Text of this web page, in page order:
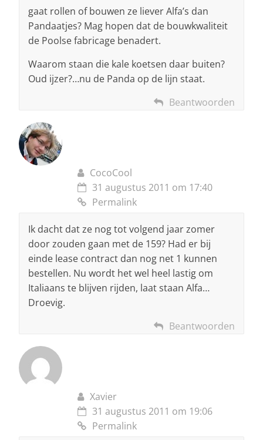
gaat rollen of bouwen ze liever Alfa’s dan
Pandaatjes? Mag hopen dat de bouwkwaliteit
de Poolse fabricage benadert.
Waarom staan die kale koetsen daar buiten?
Oud ijzer?…nu de Panda op de lijn staat.
Beantwoorden
CocoCool
31 augustus 2011 om 17:40
Permalink
Ik dacht dat ze nog tot volgend jaar zomer
door zouden gaan met de 159? Had er bij
einde lease contract dan nog net 1 kunnen
bestellen. Nu wordt het wel heel lastig om
Italiaans te blijven rijden, laat staan Alfa…
Droevig.
Beantwoorden
Xavier
31 augustus 2011 om 19:06
Permalink